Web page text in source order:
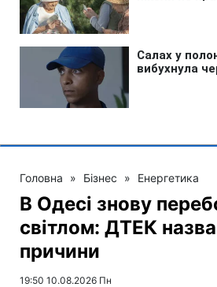
Головна » Бізнес » Енергетика
В Одесі знову
світлом: ДТЕК
причини
19:50 10.08.2026 Пн